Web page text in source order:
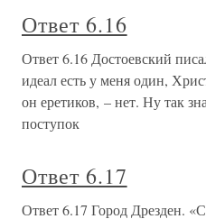
Ответ 6.16
Ответ 6.16 Достоевский
идеал есть у меня один,
он еретиков, – нет. Ну так
поступок
Ответ 6.17
Ответ 6.17 Город Дрезден.